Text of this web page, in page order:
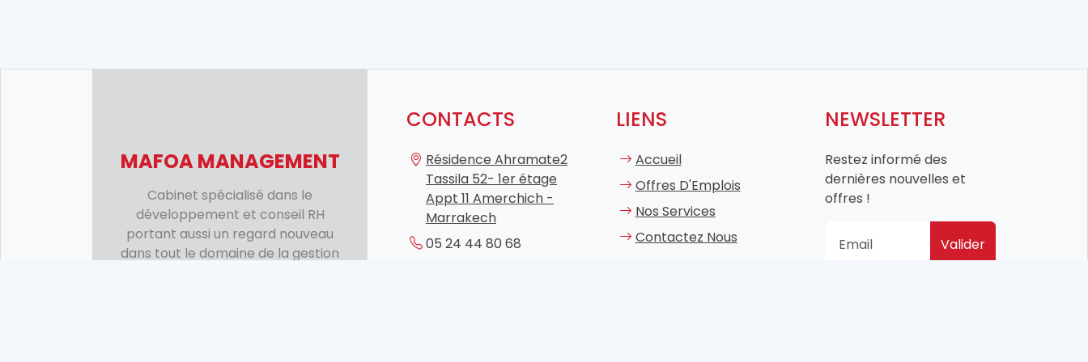
MAFOA MANAGEMENT
Cabinet spécialisé dans le
développement et conseil RH
portant aussi un regard nouveau
dans tout le domaine de la gestion
CONTACTS
Résidence Ahramate2
Tassila 52- 1er étage
Appt 11 Amerchich -
Marrakech
05 24 44 80 68
LIENS
Accueil
Offres D'Emplois
Nos Services
Contactez Nous
NEWSLETTER
Restez informé des
dernières nouvelles et
offres !
Valider